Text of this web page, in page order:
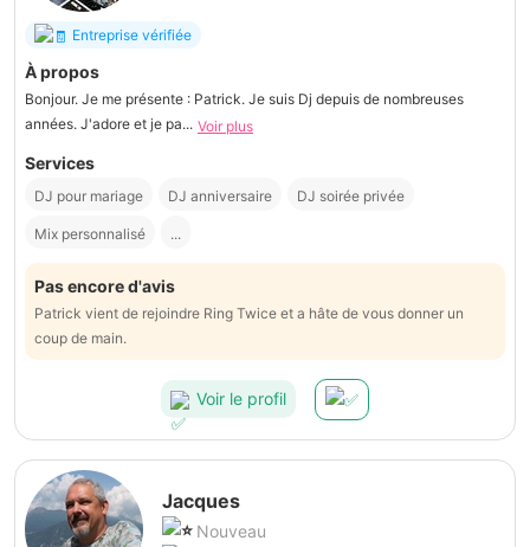
Entreprise vérifiée
À propos
Bonjour. Je me présente : Patrick. Je suis Dj depuis de nombreuses
années. J'adore et je pa... Voir plus
Services
DJ pour mariage DJ anniversaire DJ soirée privée
Mix personnalisé ...
Pas encore d'avis
Patrick vient de rejoindre Ring Twice et a hâte de vous donner un
coup de main.
Voir le profil
Jacques
Nouveau